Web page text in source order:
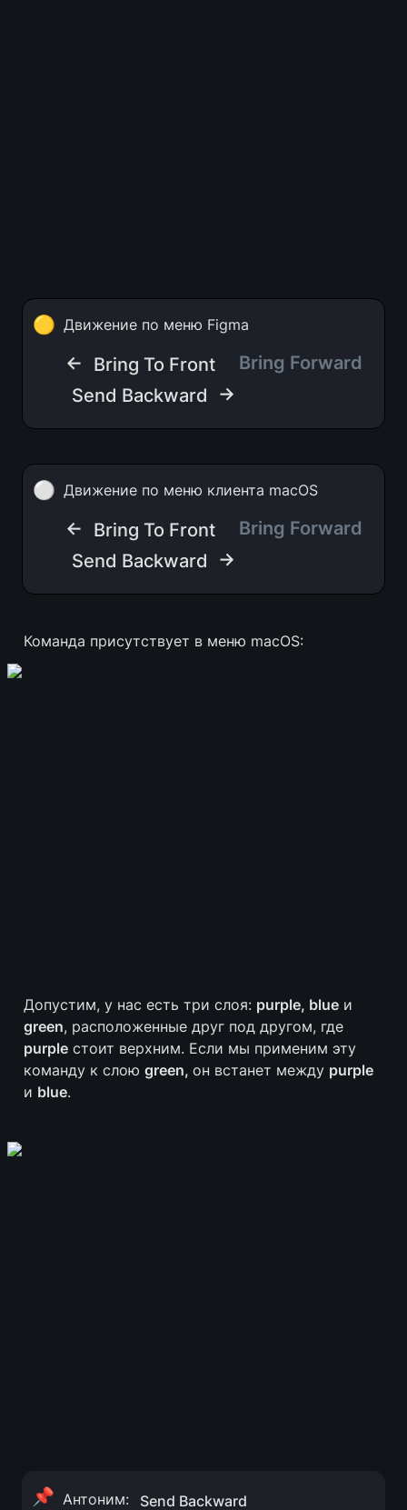
🟡 Движение по меню Figma
← Bring To Front
Send Backward
→
⚪ Движение по меню клиента macOS
← Bring To Front
Send Backward
→
Команда присутствует в меню macOS:
Допустим, у нас есть три слоя: purple, blue
green
purple стоит верхним. Если мы применим эту
команду к слою green, он встанет между purple
и blue.
📌 Антоним: Send Backward